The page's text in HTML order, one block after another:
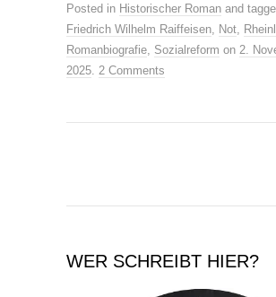
Posted in Historischer Roman and
Friedrich Wilhelm Raiffeisen
Not
Romanbiografie Sozialreform on 2.
2025 2 Comments
WER SCHREIBT HIER?